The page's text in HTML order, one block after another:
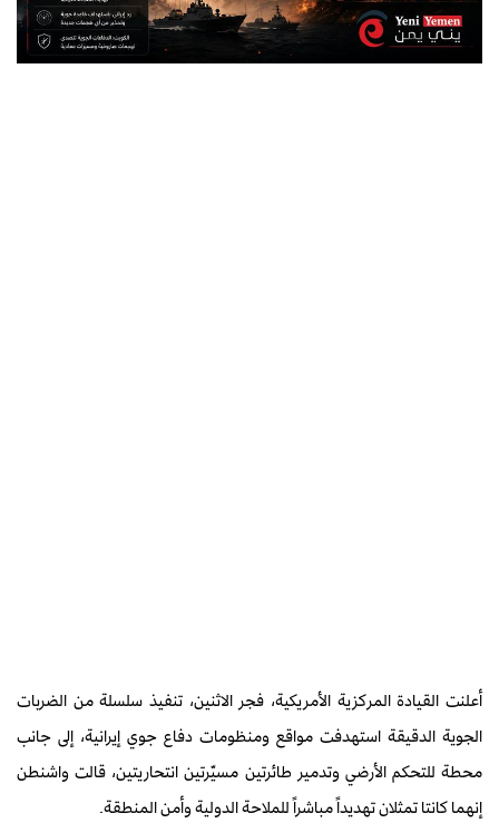
أعلنت القيادة المركزية الأمريكية، فجر الاثنين، تنفيذ سلسلة من الضربات
الجوية الدقيقة استهدفت مواقع ومنظومات دفاع جوي إيرانية، إلى جانب
محطة للتحكم الأرضي وتدمير طائرتين مسيّرتين انتحاريتين، قالت واشنطن
إنهما كانتا تمثلان تهديداً مباشراً للملاحة الدولية وأمن المنطقة.